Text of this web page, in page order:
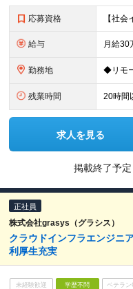
応募資格
給与
勤務地
残業時間 20時間
求人を見る
掲載終了予定
正社員
株式会社grasys（グラシス）
クラウドインフラエンジニ
利厚生充実
未経験歓迎 学歴不問 ベテラン